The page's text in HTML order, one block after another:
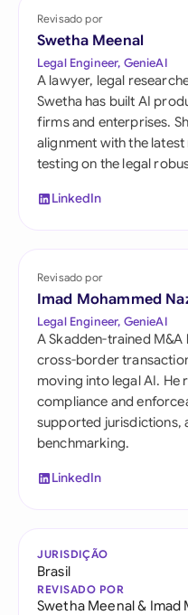
Revisado por
Swetha Meenal
Legal Engineer, GenieAI
A lawyer, legal
Swetha has built AI
firms and enterprises.
alignment with the
testing on the legal
LinkedIn
Revisado por
Imad Mohammed
Legal Engineer, GenieAI
A Skadden-trained
cross-border
moving into legal AI.
compliance and
supported jurisdictions,
benchmarking.
LinkedIn
JURISDIÇÃO
Brasil
REVISADO POR
Swetha Meenal& Imad